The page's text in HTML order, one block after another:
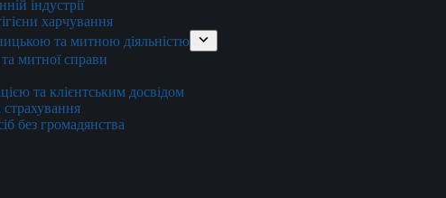
індустрії
харчування
та митною діяльністю
митної справи
та клієнтським досвідом
страхування
без громадянства